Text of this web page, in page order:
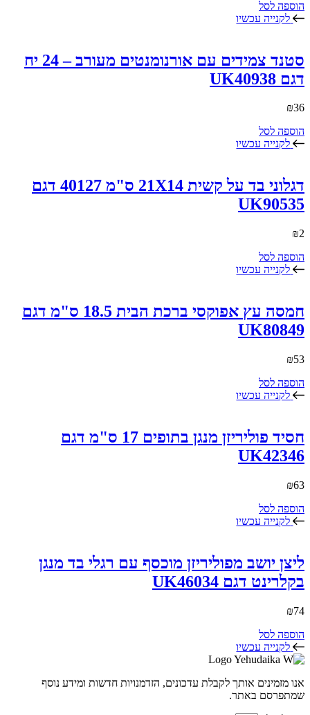
הוספה לסל
לקנייה עכשיו
סטנד צמידים עם אורנומנטים מעורב – 24 יח
דגם UK40938
₪36
הוספה לסל
לקנייה עכשיו
דגלוני בד על קשית 21X14 ס"מ 40127 דגם
UK90535
₪2
הוספה לסל
לקנייה עכשיו
חמסה עץ אפוקסי ברכת הבית 18.5 ס"מ דגם
UK80849
₪53
הוספה לסל
לקנייה עכשיו
חסיד פוליריזן מנגן בתופים 17 ס"מ דגם
UK42346
₪63
הוספה לסל
לקנייה עכשיו
ליצן יושב מפוליריזן מוכסף עם רגלי בד מנגן
בקלרינט דגם UK46034
₪74
הוספה לסל
לקנייה עכשיו
אנו מזמינים אותך לקבלת עדכונים, הזדמנויות חדשות ומידע נוסף
שמתפרסם באתר.